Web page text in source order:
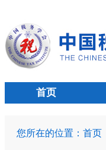
首页
您所在的位置： 首页